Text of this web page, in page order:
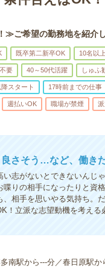
ご希望の勤務地を紹介し
既卒第二新卒OK 10名以
要 40～50代活躍 しゅふ
スタート 17時前までの仕事
週払いOK 職場が禁煙
さそう…など、働き
い志がないとできないんじ
りの相手になったりと資
相手を思いやる気持ち。
！立派な志望動機を考え
南駅から---分／春日原駅か